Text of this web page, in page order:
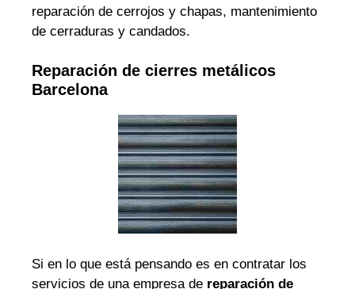
reparación de cerrojos y chapas, mantenimiento
de cerraduras y candados.
Reparación de cierres metálicos
Barcelona
Si en lo que está pensando es en contratar los
servicios de una empresa de reparación de